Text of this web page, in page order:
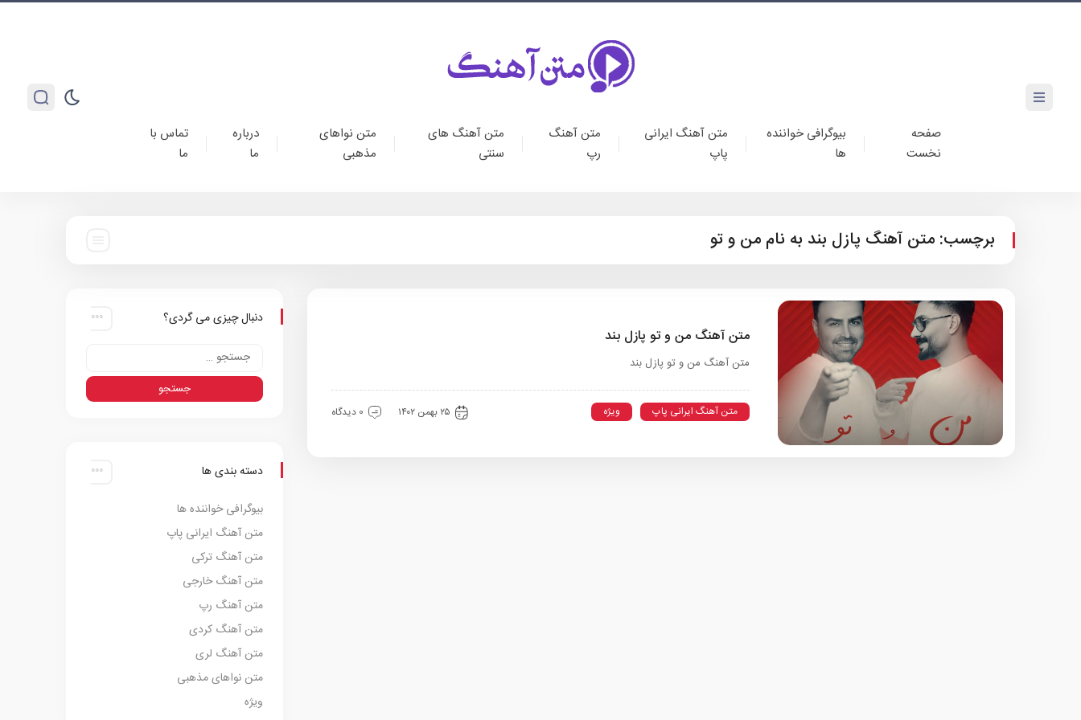
صفحه
نخست
بیوگرافی خواننده
ها
متن آهنگ ایرانی
پاپ
متن آهنگ
رپ
متن آهنگ های
سنتی
متن نواهای
مذهبی
درباره
ما
تماس با
ما
برچسب: متن آهنگ پازل بند به نام من و تو
متن آهنگ من و تو پازل بند
متن آهنگ من و تو پازل بند
متن آهنگ ایرانی پاپ ویژه ۲۵ بهمن ۱۴۰۲ 0 دیدگاه
دنبال چیزی می گردی؟
دسته بندی ها
بیوگرافی خواننده ها
متن آهنگ ایرانی پاپ
متن آهنگ ترکی
متن آهنگ خارجی
متن آهنگ رپ
متن آهنگ کردی
متن آهنگ لری
متن نواهای مذهبی
ویژه